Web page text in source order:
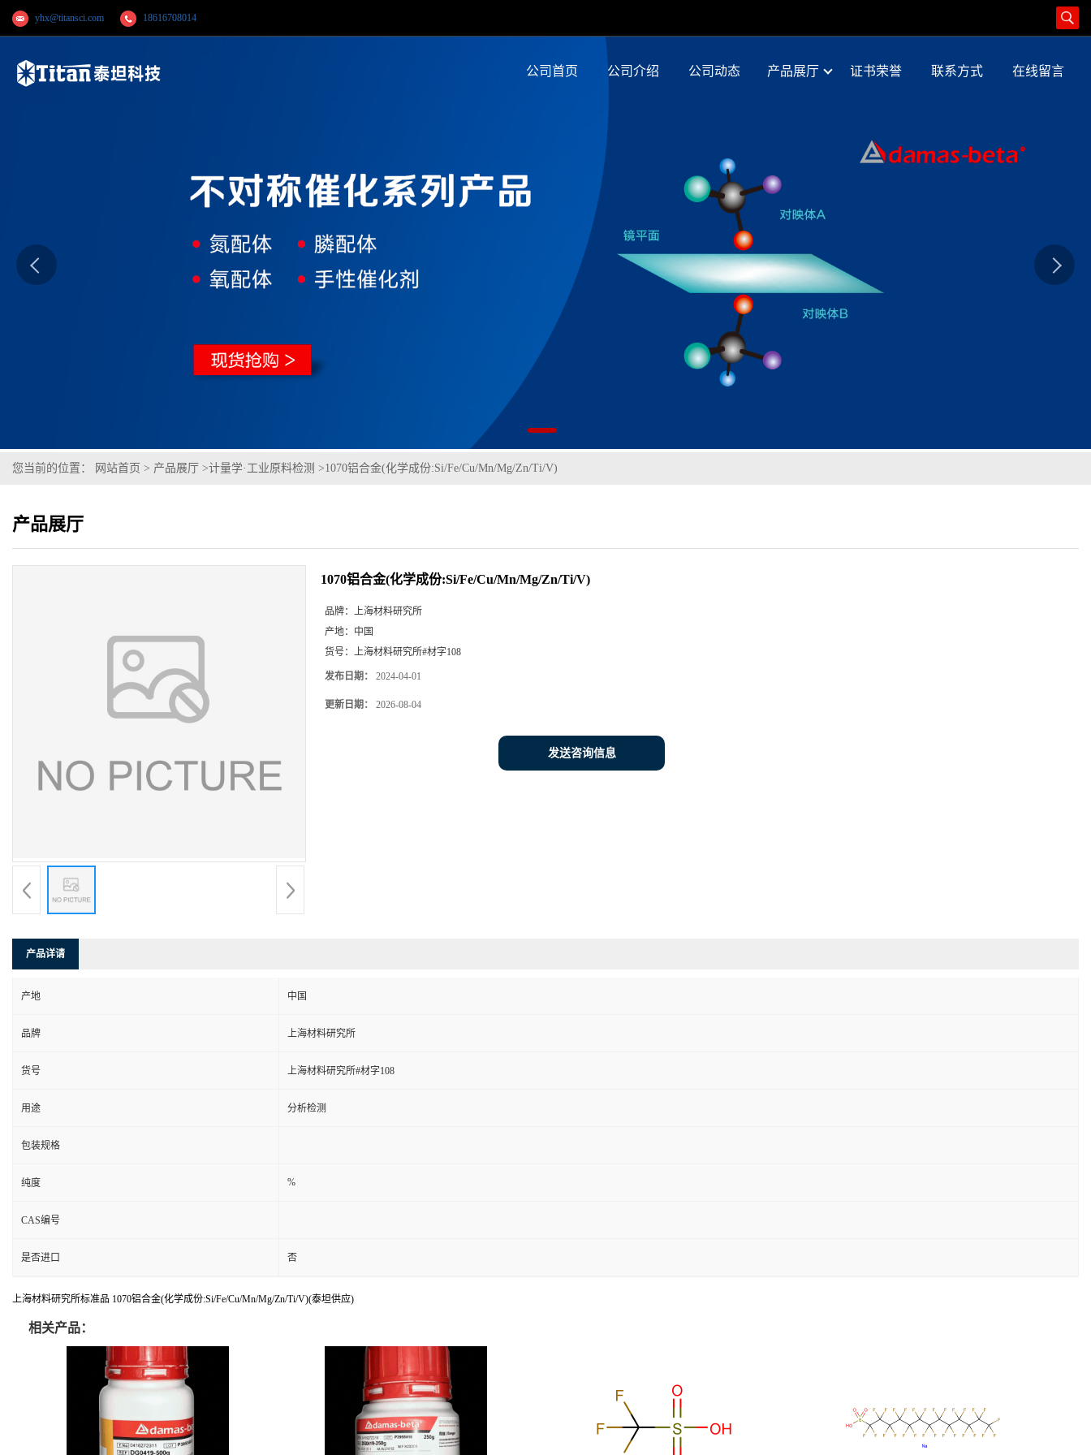
yhx@titansci.com 18616708014
公司首页 公司介绍 公司动态 产品展厅 证书荣誉 联系方式 在线留言
您当前的位置： 网站首页 > 产品展厅 >计量学·工业原料检测 >1070铝合金(化学成份:Si/Fe/Cu/Mn/Mg/Zn/Ti/V)
产品展厅
1070铝合金(化学成份:Si/Fe/Cu/Mn/Mg/Zn/Ti/V)
品牌：
上海材料研究所
产地： 中国
货号：
上海材料研究所#材字108
发布日期： 2024-04-01
更新日期： 2026-08-04
发送咨询信息
产品详请
产地 中国
品牌 上海材料研究所
货号 上海材料研究所#材字108
用途 分析检测
包装规格
纯度 %
CAS编号
是否进口 否
上海材料研究所标准品 1070铝合金(化学成份:Si/Fe/Cu/Mn/Mg/Zn/Ti/V)(泰坦供应)
相关产品：